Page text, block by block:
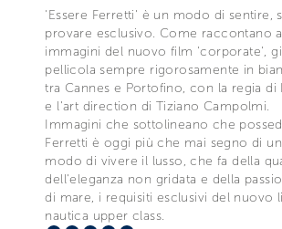
'Essere Ferretti' è un modo di sentire,
provare esclusivo. Come raccontano
immagini del nuovo film 'corporate',
pellicola sempre rigorosamente in
tra Cannes e Portofino, con la regia di
e l'art direction di Tiziano Campolmi.
Immagini che sottolineano che
Ferretti è oggi più che mai segno di
modo di vivere il lusso, che fa della
dell'eleganza non gridata e della
di mare, i requisiti esclusivi del nuovo
nautica upper class.